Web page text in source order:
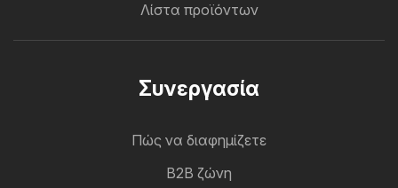
Λίστα προϊόντων
Συνεργασία
Πώς να διαφημίζετε
B2B ζώνη